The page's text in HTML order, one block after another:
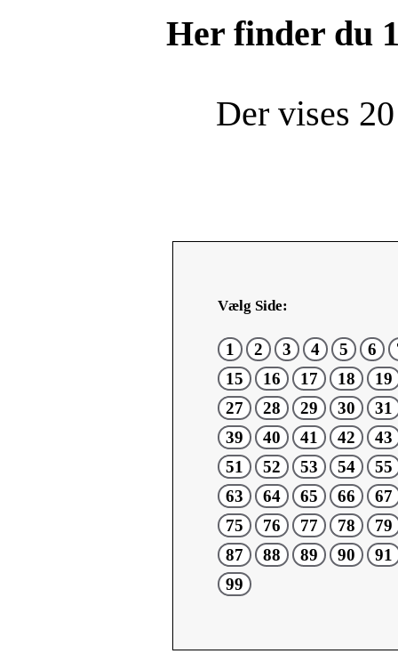
Her finder du
Der vises
Vælg Side:
1 2 3 4 5 6
15
16 17 18
19
27
28 29 30
31
39
40 41 42
43
51
52 53 54
55
63
64 65 66
67
75
76 77 78
79
87
88 89 90
91
99